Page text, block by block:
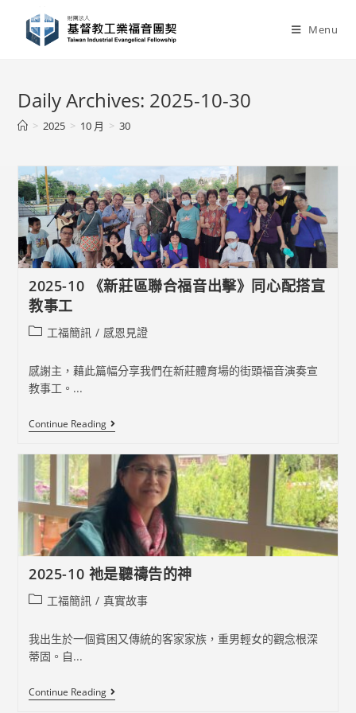
content
Menu
Daily Archives: 2025-10-30
> 2025 > 10 月 > 30
2025-10 《新莊區聯合福音出擊》同心配搭宣
教事工
Post工福簡訊 / 感恩見證
感謝主，藉此篇幅分享我們在新莊體育場的街頭福音演奏宣
教事工。...
Continue Reading2025-
10
區
聯
合
擊》
同
心
搭
事
2025-10 祂是聽禱告的神
Post工福簡訊 / 真實故事
我出生於一個貧困又傳統的客家家族，重男輕女的觀念根深
蒂固。自...
Continue Reading2025-
10